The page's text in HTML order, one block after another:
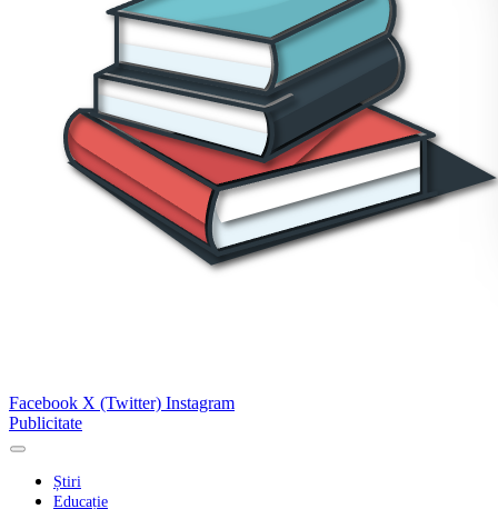
Facebook X (Twitter) Instagram
Publicitate
Știri
Educație